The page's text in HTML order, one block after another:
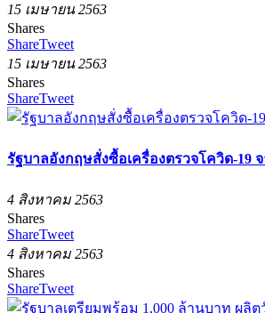
15 เมษายน 2563
Shares
ShareTweet
15 เมษายน 2563
Shares
ShareTweet
รัฐบาลอังกฤษสั่งซื้อเครื่องตรวจโควิด-
4 สิงหาคม 2563
Shares
ShareTweet
4 สิงหาคม 2563
Shares
ShareTweet